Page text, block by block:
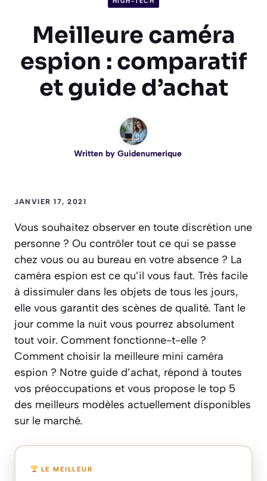
Meilleure caméra
espion : comparatif
et guide d’achat
Written by Guidenumerique
JANVIER 17, 2021
Vous souhaitez observer en toute discrétion une
personne ? Ou contrôler tout ce qui se passe
chez vous ou au bureau en votre absence ? La
caméra espion est ce qu’il vous faut. Très facile
à dissimuler dans les objets de tous les jours,
elle vous garantit des scènes de qualité. Tant le
jour comme la nuit vous pourrez absolument
tout voir. Comment fonctionne-t-elle ?
Comment choisir la meilleure mini caméra
espion ? Notre guide d’achat, répond à toutes
vos préoccupations et vous propose le top 5
des meilleurs modèles actuellement disponibles
sur le marché.
LE MEILLEUR